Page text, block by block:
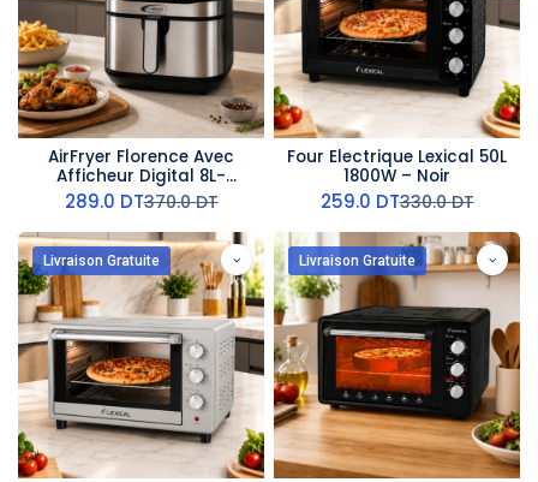
AirFryer Florence Avec
Afficheur Digital 8L-
2000W
289.0 DT370.0DT
Four Electrique Lexical 50L
1800W – Noir
259.0 DT330.0DT
Livraison Gratuite Livraison Gratuite